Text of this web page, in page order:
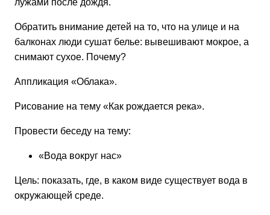
Обратить внимание детей на то, что на улице и на
балконах люди сушат белье: вывешивают мокрое, а
снимают сухое. Почему?
Аппликация «Облака».
Рисование на тему «Как рождается река».
Провести беседу на тему:
«Вода вокруг нас»
Цель: показать, где, в каком виде существует вода в
окружающей среде.